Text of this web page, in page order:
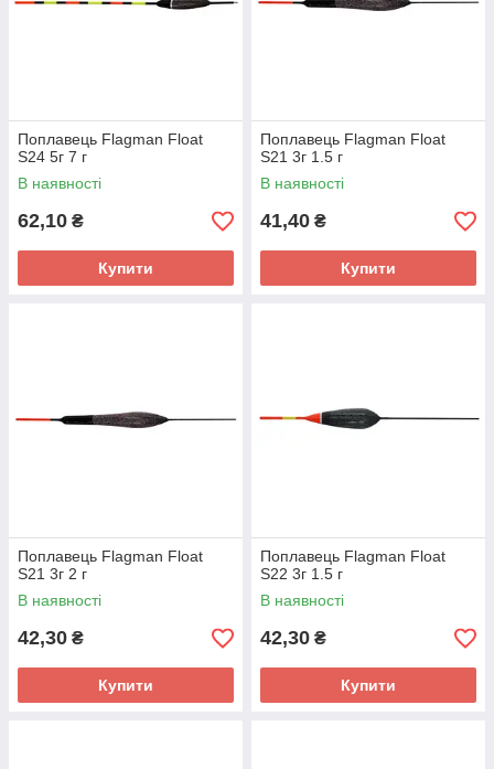
Поплавець Flagman Float
S24 5г 7 г
В наявності
62,10 ₴
Купити
Поплавець Flagman Float
S21 3г 1.5 г
В наявності
41,40 ₴
Купити
Поплавець Flagman Float
S21 3г 2 г
В наявності
42,30 ₴
Купити
Поплавець Flagman Float
S22 3г 1.5 г
В наявності
42,30 ₴
Купити